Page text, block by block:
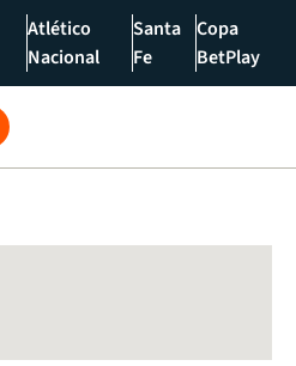
Atlético
Nacional
Santa
Fe
Copa
BetPlay